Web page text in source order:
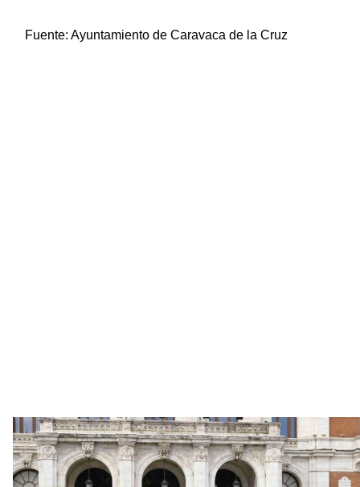
Fuente: Ayuntamiento de Caravaca de la Cruz